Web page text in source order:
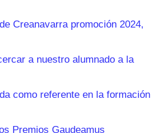
Creanavarra promoción 2024,
a nuestro alumnado a la
como referente en la formación
Premios Gaudeamus